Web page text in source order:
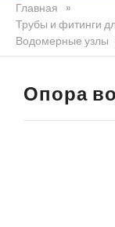
Главная »
Трубы и фитинги
Водомерные узлы
Опора